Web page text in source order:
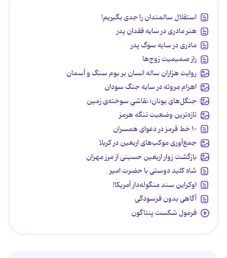
استقلال سالمندان را جدی بگیریم!
هنر مادری در سایه‌ فقدان پدر
مادری در سایه سوگ پدر
راز صمیمیت زوج‌ها
روایت هزاران ساله انسان بر بوم سنگ و آسمان
اهرام مِروئه در سایه جنگ سودان
جنگل‌های یونان؛ نقاشیِ سوخته‌ی زمین
تازه‌ترین وضعیت تنگه هرمز
۱۰ خط قرمز در دعوای همسران
جمع‌آوری موکب‌های اربعین در کربلا
بازگشت زوار اربعین حسینی از مرز مهران
شاه کلید دوستی با حضرت امیر
اوکراین سند منگوله‌دار آمریکا!
آگاهی بدون فرسودگی
فرمول شکست پنتاگون